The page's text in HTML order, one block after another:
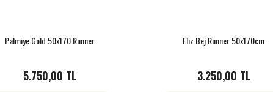
Palmiye Gold 50x170 Runner
5.750,00 TL
Eliz Bej Runner 50x170cm
3.250,00 TL